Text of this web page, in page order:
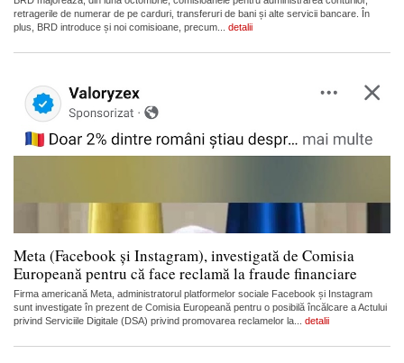
retragerile de numerar de pe carduri, transferuri de bani și alte servicii bancare. În
plus, BRD introduce și noi comisioane, precum... detalii
Meta (Facebook și Instagram), investigată de Comisia
Europeană pentru că face reclamă la fraude financiare
Firma americană Meta, administratorul platformelor sociale Facebook și Instagram
sunt investigate în prezent de Comisia Europeană pentru o posibilă încălcare a Actului
privind Serviciile Digitale (DSA) privind promovarea reclamelor la... detalii